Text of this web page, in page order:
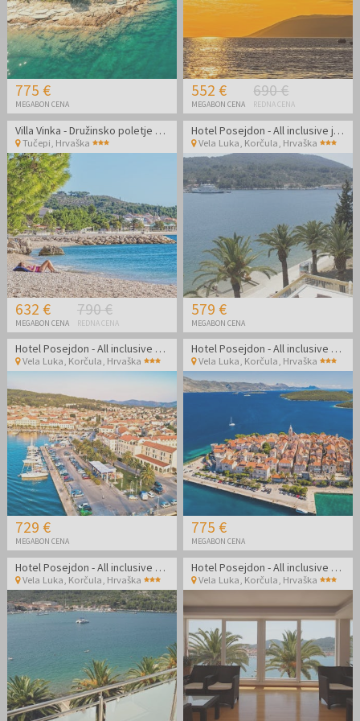
775 €
MEGABON CENA
552 €
MEGABON CENA
690 €
REDNA CENA
Villa Vinka - Družinsko poletje v Tučepih
Tučepi Hrvaška
632 €
MEGABON CENA
790 €
REDNA CENA
Hotel Posejdon - All inclusive jesen na Korčuli
Vela Luka, Korčula Hrvaška
579 €
MEGABON CENA
Hotel Posejdon - All inclusive poletje na Korčuli
Vela Luka, Korčula, Hrvaška
729 €
MEGABON CENA
Hotel Posejdon - All inclusive poletje na Korčuli
Vela Luka, Korčula, Hrvaška
775 €
MEGABON CENA
Hotel Posejdon - All inclusive poletje na Korčuli
Vela Luka, Korčula, Hrvaška
Hotel Posejdon - All inclusive poletje na Korčuli
Vela Luka, Korčula, Hrvaška